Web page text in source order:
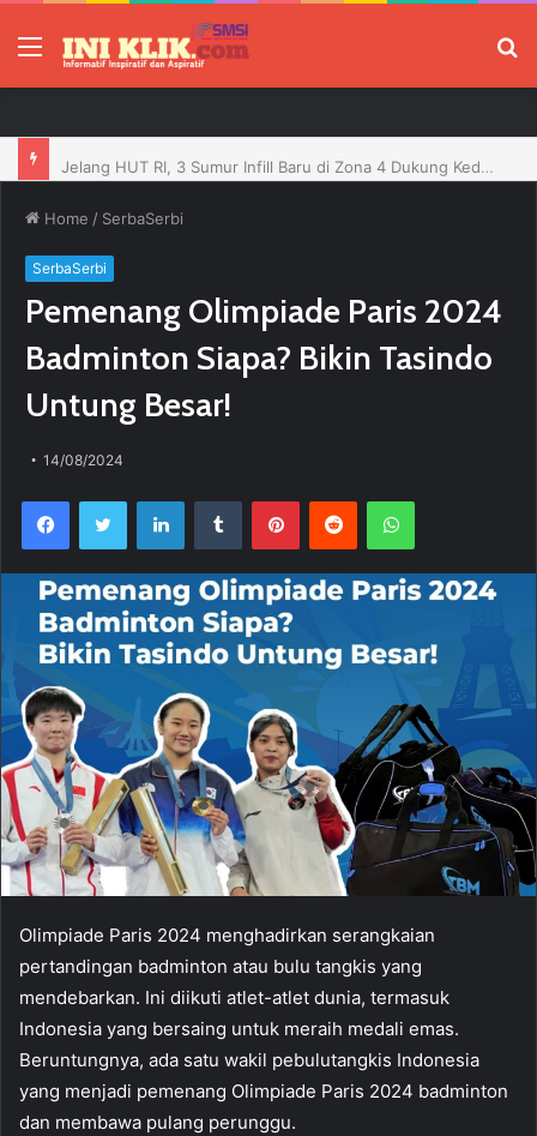
Menu
Home / SerbaSerbi
SerbaSerbi
Pemenang Olimpiade Paris 2024
Badminton Siapa? Bikin Tasindo
Untung Besar!
14/08/2024
Olimpiade Paris 2024 menghadirkan serangkaian
pertandingan badminton atau bulu tangkis yang
mendebarkan. Ini diikuti atlet-atlet dunia, termasuk
Indonesia yang bersaing untuk meraih medali emas.
Beruntungnya, ada satu wakil pebulutangkis Indonesia
yang menjadi pemenang Olimpiade Paris 2024 badminton
dan membawa pulang perunggu.